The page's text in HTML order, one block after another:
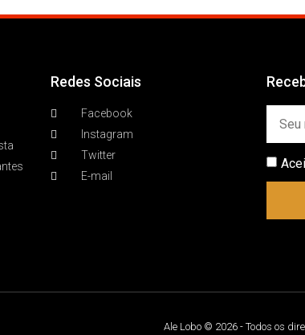
Redes Sociais
Facebook
Instagram
Twitter
E-mail
Ale Lobo © 2026 - Todos os